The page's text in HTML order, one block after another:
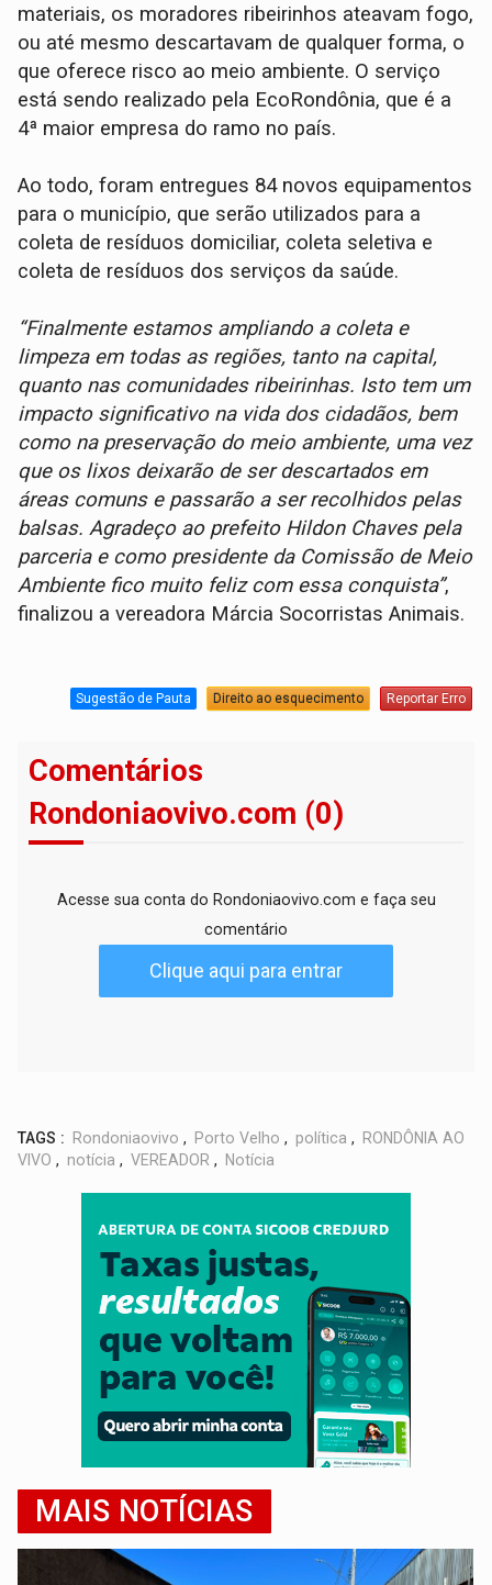
materiais, os moradores ribeirinhos ateavam fogo,
ou até mesmo descartavam de qualquer forma, o
que oferece risco ao meio ambiente. O serviço
está sendo realizado pela EcoRondônia, que é a
4ª maior empresa do ramo no país.
Ao todo, foram entregues 84 novos equipamentos
para o município, que serão utilizados para a
coleta de resíduos domiciliar, coleta seletiva e
coleta de resíduos dos serviços da saúde.
“Finalmente estamos ampliando a coleta e
limpeza em todas as regiões, tanto na capital,
quanto nas comunidades ribeirinhas. Isto tem um
impacto significativo na vida dos cidadãos, bem
como na preservação do meio ambiente, uma vez
que os lixos deixarão de ser descartados em
áreas comuns e passarão a ser recolhidos pelas
balsas. Agradeço ao prefeito Hildon Chaves pela
parceria e como presidente da Comissão de Meio
Ambiente fico muito feliz com essa conquista”,
finalizou a vereadora Márcia Socorristas Animais.
Sugestão de Pauta Direito ao esquecimento Reportar Erro
Comentários
Rondoniaovivo.com (0)
Acesse sua conta do Rondoniaovivo.com e faça seu
comentário
Clique aqui para entrar
TAGS : Rondoniaovivo , Porto Velho , política ,
RONDÔNIA AO
VIVO , notícia , VEREADOR , Notícia
MAIS NOTÍCIAS